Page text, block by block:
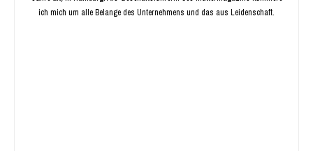
ich mich um alle Belange des Unternehmens und das aus Leidenschaft.